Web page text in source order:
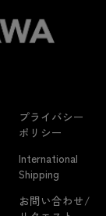
プライバシー
ポリシー
International
Shipping
お問い合わせ/